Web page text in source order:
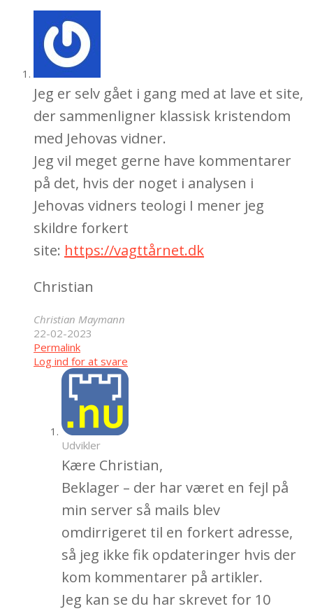
Jeg er selv gået i gang med at lave et site,
der sammenligner klassisk kristendom
med Jehovas vidner.
Jeg vil meget gerne have kommentarer
på det, hvis der noget i analysen i
Jehovas vidners teologi I mener jeg
skildre forkert
site: https://vagttårnet.dk
Christian
Christian Maymann
22-02-2023
Permalink
Log ind for at svare
Udvikler
Kære Christian,
Beklager – der har været en fejl på
min server så mails blev
omdirrigeret til en forkert adresse,
så jeg ikke fik opdateringer hvis der
kom kommentarer på artikler.
Jeg kan se du har skrevet for 10